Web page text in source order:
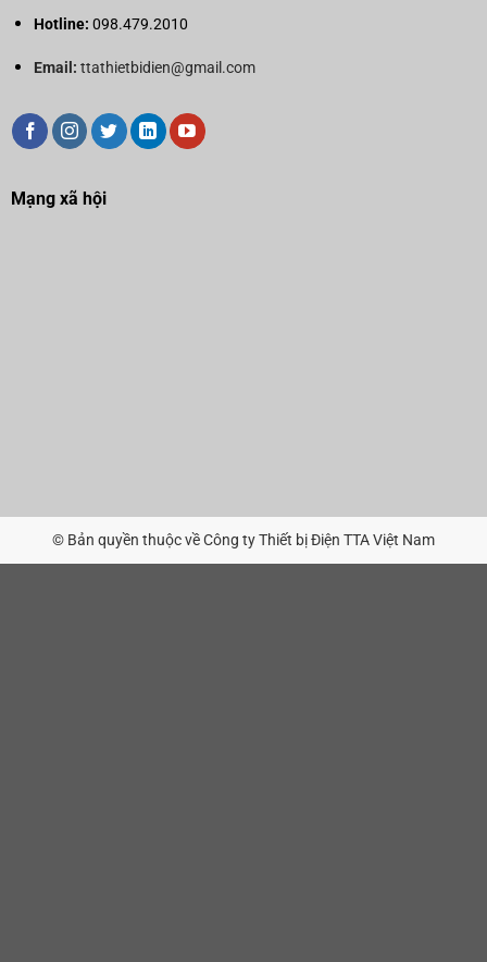
Hotline: 098.479.2010
Email: ttathietbidien@gmail.com
Mạng xã hội
© Bản quyền thuộc về Công ty Thiết bị Điện TTA Việt Nam